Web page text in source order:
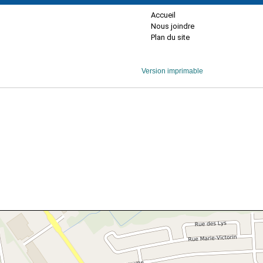
Accueil
Nous joindre
Plan du site
Version imprimable